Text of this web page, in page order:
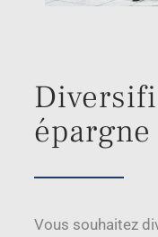
épargne
Vous souhaitez